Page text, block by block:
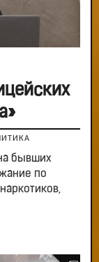
бывших
по